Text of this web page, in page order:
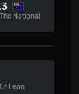
The National
Leon